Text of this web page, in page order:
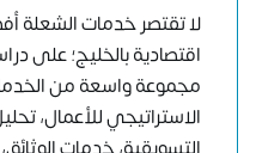
لا تقتصر خدمات الشعلة
اقتصادية بالخليج؛ على
مجموعة واسعة من
الاستراتيجي للأعمال،